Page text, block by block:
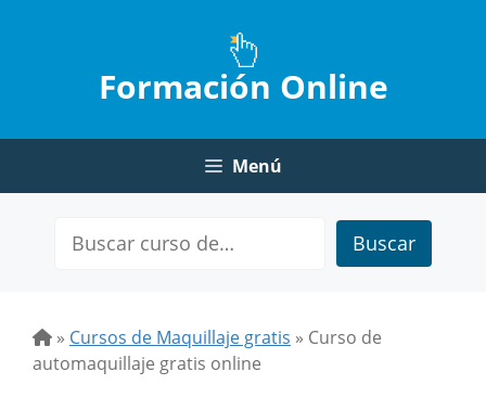
Formación Online
Menú
Buscar
» Cursos de Maquillaje gratis » Curso de
automaquillaje gratis online